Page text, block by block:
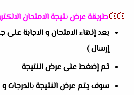
💥💥طريقة عرض نتيجة الامتحان
بعد إنهاء الامتحان و الاجابة
إرسال )
ثم إضغط على عرض النتيجة
سوف يتم عرض النتيجة بالدرجات